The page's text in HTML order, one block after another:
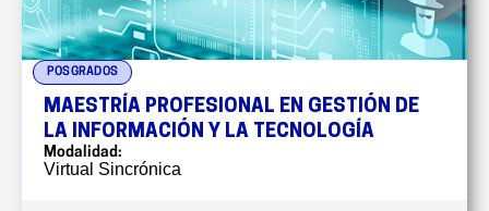
POSGRADOS
MAESTRÍA PROFESIONAL EN GESTIÓN DE
LA INFORMACIÓN Y LA TECNOLOGÍA
Modalidad:
Virtual Sincrónica